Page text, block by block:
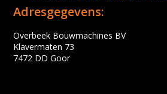
Adresgegevens:
Overbeek Bouwmachines BV
Klavermaten 73
7472 DD Goor